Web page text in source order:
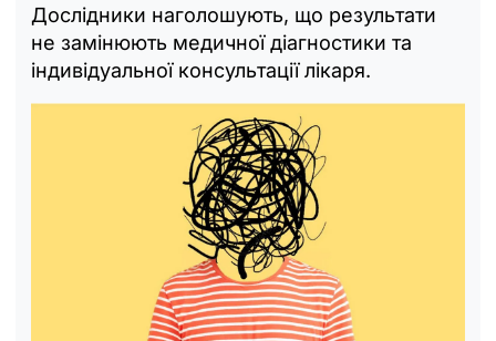
Дослідники наголошують, що результати
не замінюють медичної діагностики та
індивідуальної консультації лікаря.